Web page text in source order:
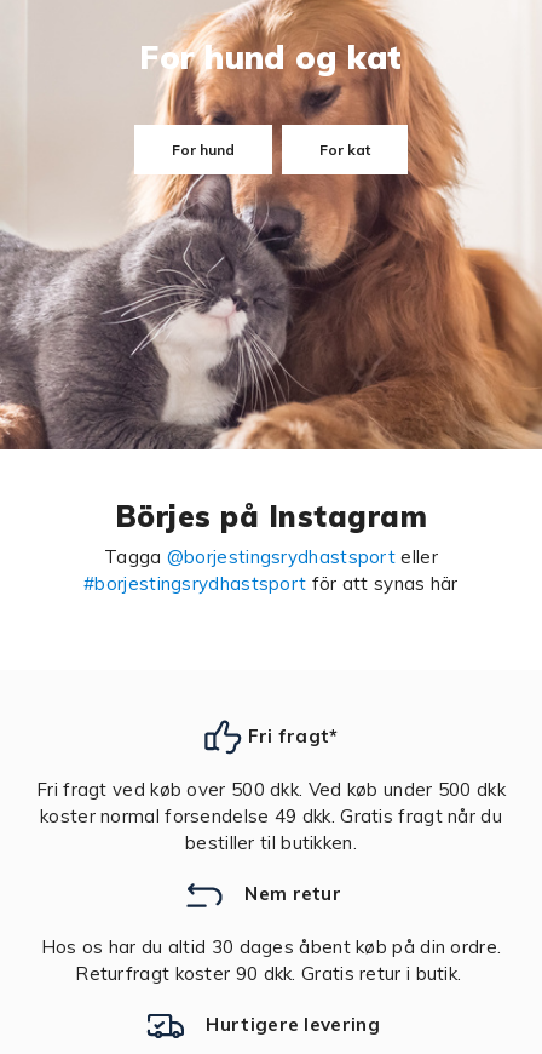
For hund og kat
For hund For kat
Börjes på Instagram
Tagga @borjestingsrydhastsport eller
#borjestingsrydhastsport för att synas här
Fri fragt*
Fri fragt ved køb over 500 dkk. Ved køb under 500 dkk
koster normal forsendelse 49 dkk. Gratis fragt når du
bestiller til butikken.
Nem retur
Hos os har du altid 30 dages åbent køb på din ordre.
Returfragt koster 90 dkk. Gratis retur i butik.
Hurtigere levering